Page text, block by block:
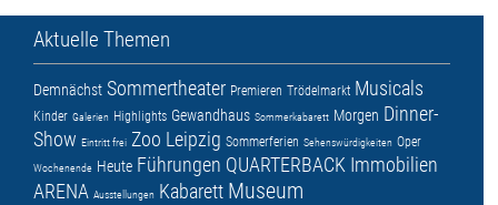
Aktuelle Themen
Demnächst Sommertheater Premieren Trödelmarkt Musicals
Kinder Galerien Highlights Gewandhaus Sommerkabarett Morgen Dinner-
Show Eintritt frei Zoo Leipzig Sommerferien Sehenswürdigkeiten Oper
Wochenende Heute Führungen QUARTERBACK Immobilien
ARENA Ausstellungen Kabarett Museum